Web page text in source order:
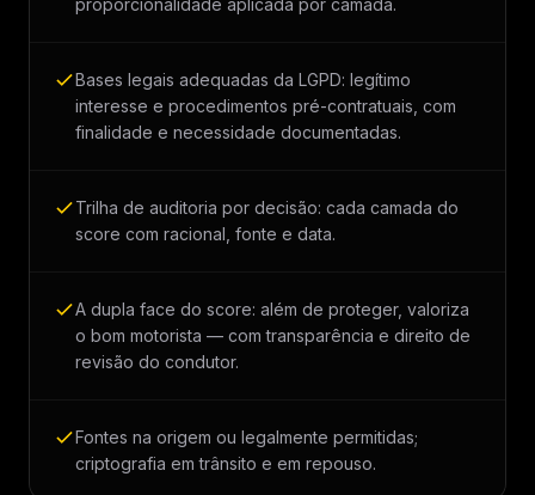
proporcionalidade aplicada por camada.
Bases legais adequadas da LGPD: legítimo
interesse e procedimentos pré-contratuais, com
finalidade e necessidade documentadas.
Trilha de auditoria por decisão: cada camada do
score com racional, fonte e data.
A dupla face do score: além de proteger, valoriza
o bom motorista — com transparência e direito de
revisão do condutor.
Fontes na origem ou legalmente permitidas;
criptografia em trânsito e em repouso.